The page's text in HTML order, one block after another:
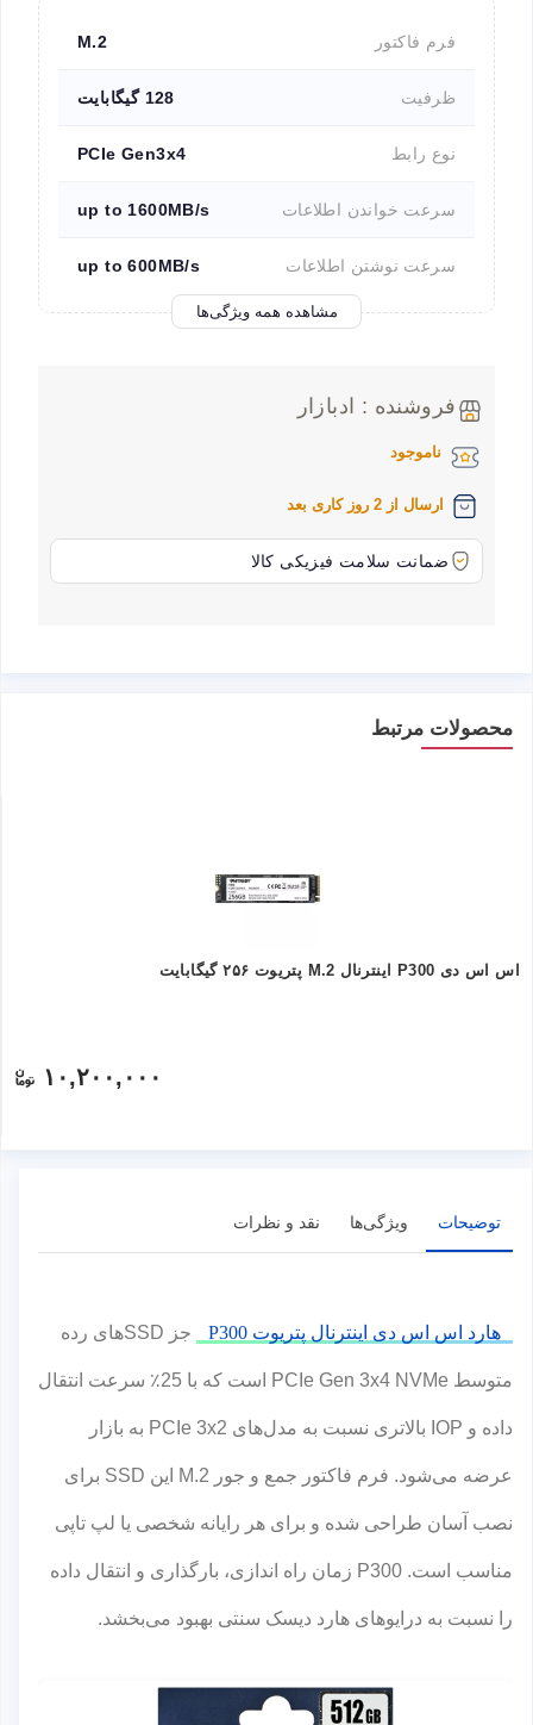
فرم فاکتور M.2
ظرفیت 128 گیگابایت
نوع رابط PCIe Gen3x4
سرعت خواندن اطلاعات up to 1600MB/s
سرعت نوشتن اطلاعات up to 600MB/s
مشاهده همه ویژگی‌ها
فروشنده : ادبازار
ناموجود
ارسال از 2 روز کاری بعد
ضمانت سلامت فیزیکی کالا
محصولات مرتبط
اس اس دی P300 اینترنال M.2 پتریوت ۲۵۶ گیگابایت
۱۰,۲۰۰,۰۰۰
توضیحات ویژگی‌ها نقد و نظرات
هارد اس اس دی اینترنال پتریوت P300 جز SSDهای رده
متوسط PCIe Gen 3x4 NVMe است که با 25٪ سرعت انتقال
داده و IOP بالاتری نسبت به مدل‌های PCIe 3x2 به بازار
عرضه می‌شود. فرم فاکتور جمع و جور M.2 این SSD برای
نصب آسان طراحی شده و برای هر رایانه شخصی یا لپ تاپی
مناسب است. P300 زمان راه اندازی، بارگذاری و انتقال داده
را نسبت به درایوهای هارد دیسک سنتی بهبود می‌بخشد.